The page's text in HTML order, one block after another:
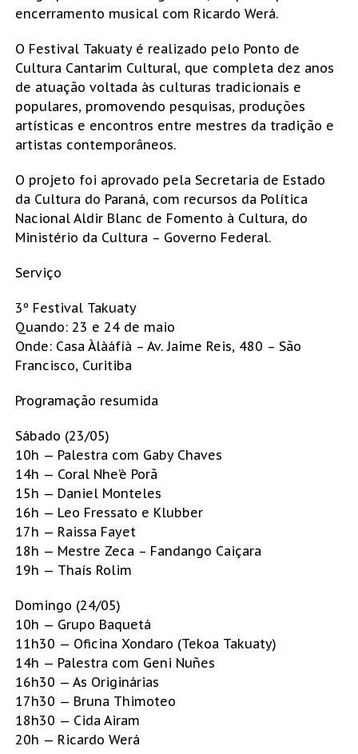
encerramento musical com Ricardo Werá.
O Festival Takuaty é realizado pelo Ponto de
Cultura Cantarim Cultural, que completa dez anos
de atuação voltada às culturas tradicionais e
populares, promovendo pesquisas, produções
artísticas e encontros entre mestres da tradição e
artistas contemporâneos.
O projeto foi aprovado pela Secretaria de Estado
da Cultura do Paraná, com recursos da Política
Nacional Aldir Blanc de Fomento à Cultura, do
Ministério da Cultura – Governo Federal.
Serviço
3º Festival Takuaty
Quando: 23 e 24 de maio
Onde: Casa Àlàáfíà – Av. Jaime Reis, 480 – São
Francisco, Curitiba
Programação resumida
Sábado (23/05)
10h — Palestra com Gaby Chaves
14h — Coral Nhe’è Porã
15h — Daniel Monteles
16h — Leo Fressato e Klubber
17h — Raissa Fayet
18h — Mestre Zeca – Fandango Caiçara
19h — Thaís Rolim
Domingo (24/05)
10h — Grupo Baquetá
11h30 — Oficina Xondaro (Tekoa Takuaty)
14h — Palestra com Geni Nuñes
16h30 — As Originárias
17h30 — Bruna Thimoteo
18h30 — Cida Airam
20h — Ricardo Werá